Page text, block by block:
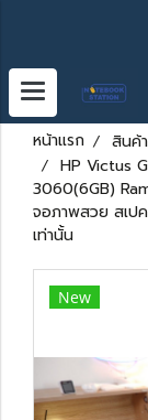
หน้าแรก สินค้
HP Victus
3060(6GB)
จอภาพสวย สเป
เท่านั้น
New